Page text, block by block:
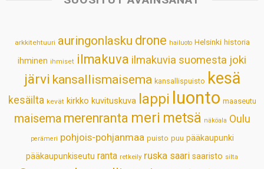
p
k
n
s
t
arkkitehtuuri auringonlasku drone hailuoto Helsinki historia
ihminen ihmiset ilmakuva ilmakuvia suomesta joki
järvi kansallismaisema kansallispuisto kesä
kesäilta kevät kirkko kuvituskuva lappi luonto maaseutu
maisema merenranta meri metsä näköala Oulu
perämeri pohjois-pohjanmaa puisto puu pääkaupunki
pääkaupunkiseutu ranta retkeily ruska saari saaristo silta